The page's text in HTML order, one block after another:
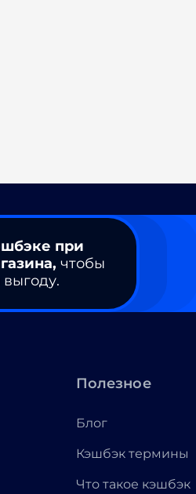
при
чтобы
Полезное
Блог
Кэшбэк термины
Что такое кэшбэк